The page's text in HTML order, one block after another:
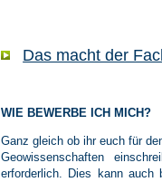
Das macht der
WIE BEWERBE ICH MICH?
Ganz gleich ob ihr euch für
Geowissenschaften
erforderlich. Dies kann auch